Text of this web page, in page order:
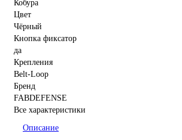
Кобура
Цвет
Чёрный
Кнопка фиксатор
да
Крепления
Belt-Loop
Бренд
FABDEFENSE
Все характеристики
Описание